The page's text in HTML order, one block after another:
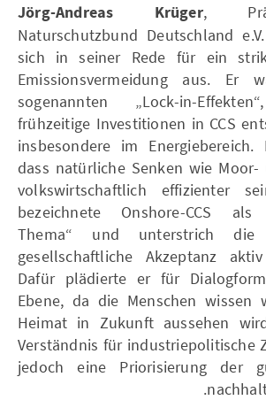
Jörg-Andreas Krüger,
Naturschutzbund Deutschland
sich in seiner Rede für ein
Emissionsvermeidung aus. Er
sogenannten „Lock-in-
frühzeitige Investitionen in CCS
insbesondere im Energiebereich.
dass natürliche Senken wie Moor-
volkswirtschaftlich effizienter
bezeichnete Onshore-CCS als
Thema“ und unterstrich die
gesellschaftliche Akzeptanz
Dafür plädierte er für
Ebene, da die Menschen wissen
Heimat in Zukunft aussehen
Verständnis für industriepolitische
jedoch eine Priorisierung der